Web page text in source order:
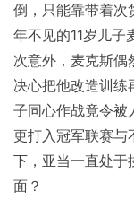
倒，只能靠带着次
年不见的11岁儿子
次意外，麦克斯偶
决心把他改造训练
子同心作战竟令被
更打入冠军联赛与
下，亚当一直处于
面？